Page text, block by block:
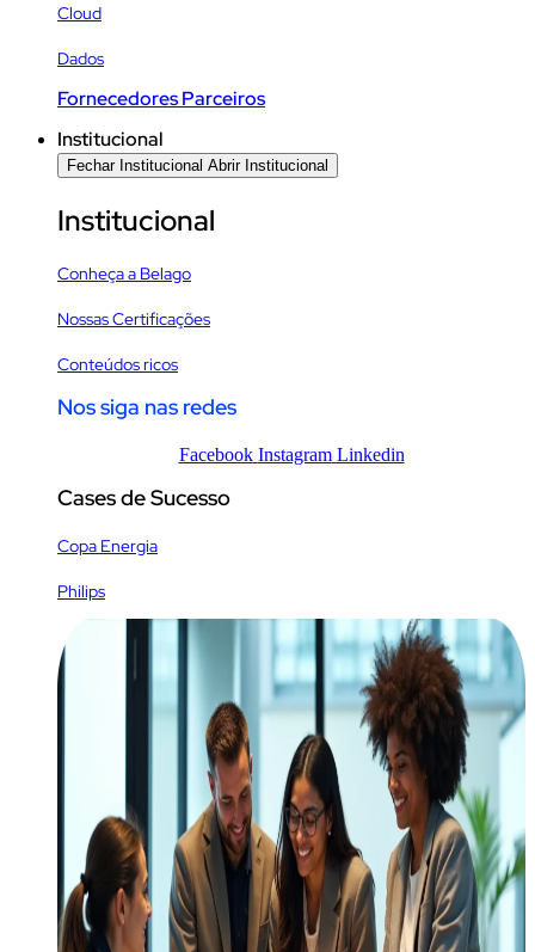
Cloud
Dados
Fornecedores Parceiros
Institucional
Fechar Institucional Abrir Institucional
Institucional
Conheça a Belago
Nossas Certificações
Conteúdos ricos
Nos siga nas redes
Facebook Instagram Linkedin
Cases de Sucesso
Copa Energia
Philips